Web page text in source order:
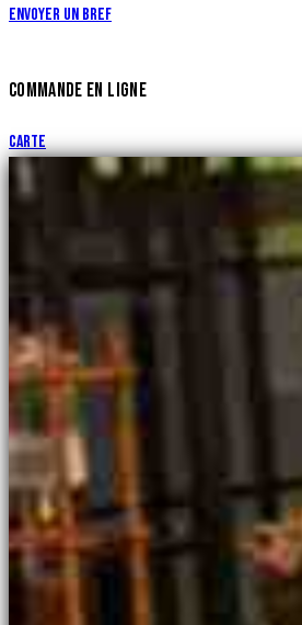
Envoyer un bref
COMMANDE EN LIGNE
Carte